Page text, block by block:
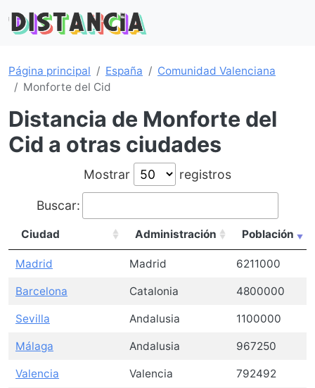
Página principal España
Comunidad Valenciana
Monforte del Cid
Distancia de Monforte del
Cid a otras ciudades
Mostrar registros
Buscar:
Ciudad Administración Población
Madrid Madrid 6211000
Barcelona Catalonia 4800000
Sevilla Andalusia 1100000
Málaga Andalusia 967250
Valencia Valencia 792492